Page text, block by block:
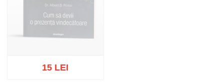
15 LEI